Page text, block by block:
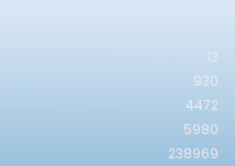
13
930
4472
5980
238969